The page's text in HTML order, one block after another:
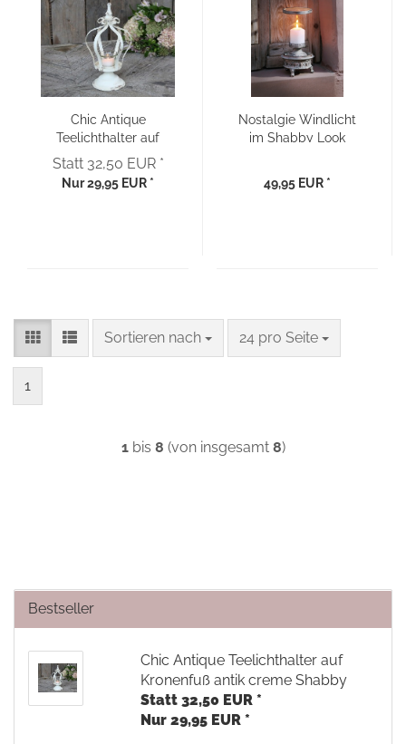
Chic Antique
Teelichthalter auf
Kronenfuß antik creme
Shabby
Statt 32,50 EUR *
Nur 29,95 EUR *
Nostalgie Windlicht
im Shabby Look
49,95 EUR *
Sortieren nach
Sortieren nach 24 pro Seite
pro Seite
1
1bis 8 (von insgesamt 8)
Bestseller
Chic Antique Teelichthalter auf
Kronenfuß antik creme Shabby
Statt 32,50 EUR *
Nur 29,95 EUR *